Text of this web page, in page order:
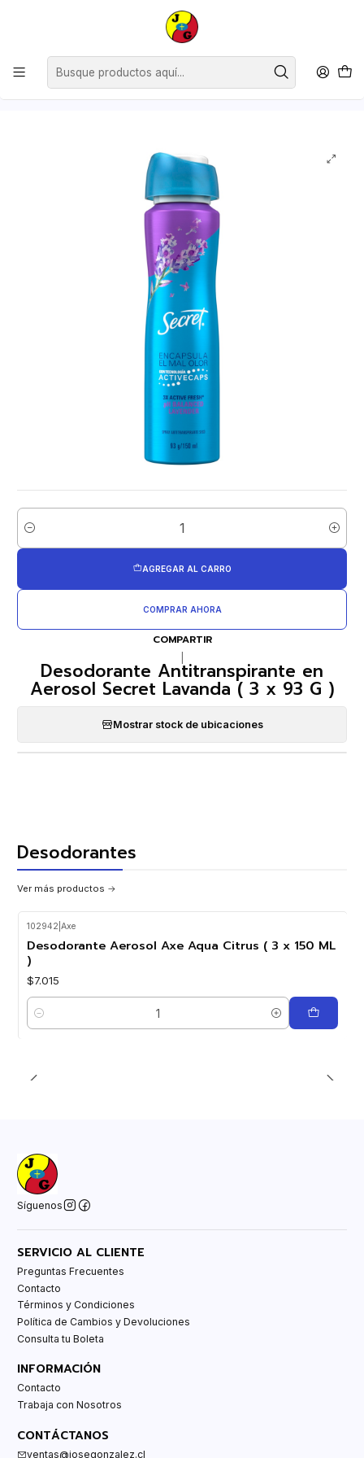
Estimados Clientes, desde el lunes 13 de julio y hasta el viernes 24 de
julio inclusive, no contaremos con horario continuado, siendo nuestro
horario de atención de 09:00 a 12:30 y de 14:30 a 18:00
hrs.Agradecemos su comprensión.
Inicio Supermercado Perfumería Desodorantes
Desodorante Antitranspirante en Aerosol Secret Lavanda ( 3 x 93 G
Cantidad
AGREGAR AL CARRO
COMPRAR AHORA
COMPARTIR
Desodorante Antitranspirante en
Aerosol Secret Lavanda ( 3 x 93 G )
Mostrar stock de ubicaciones
Desodorantes
Ver más productos
102942 Axe
Desodorante Aerosol Axe Aqua Citrus ( 3 x 150 ML
)
$7.015
Cantidad
Síguenos
SERVICIO AL CLIENTE
Preguntas Frecuentes
Contacto
Términos y Condiciones
Política de Cambios y Devoluciones
Consulta tu Boleta
INFORMACIÓN
Contacto
Trabaja con Nosotros
CONTÁCTANOS
ventas@josegonzalez.cl